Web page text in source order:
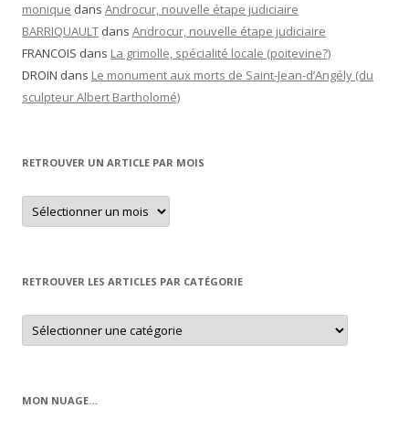
monique dans Androcur, nouvelle étape judiciaire
BARRIQUAULT dans Androcur, nouvelle étape judiciaire
FRANCOIS dans La grimolle, spécialité locale (poitevine?)
DROIN dans Le monument aux morts de Saint-Jean-d’Angély (du
sculpteur Albert Bartholomé)
RETROUVER UN ARTICLE PAR MOIS
Retrouver
un
article
RETROUVER LES ARTICLES PAR CATÉGORIE
Retrouver
les
articles
MON NUAGE…